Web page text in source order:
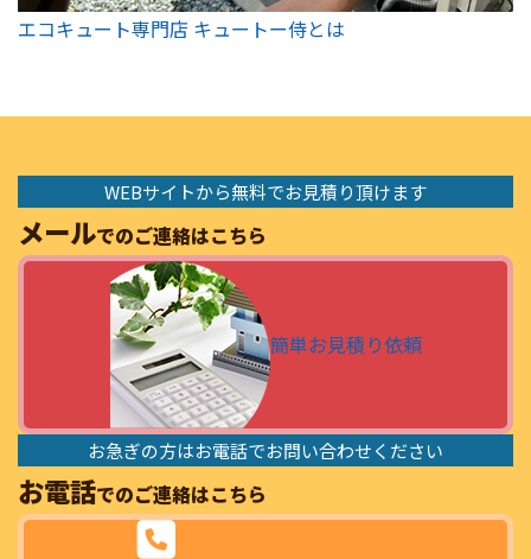
エコキュート専門店 キュートー侍とは
WEBサイトから無料でお見積り頂けます
メールでのご連絡はこちら
簡単お見積り依頼
お急ぎの方はお電話でお問い合わせください
お電話でのご連絡はこちら